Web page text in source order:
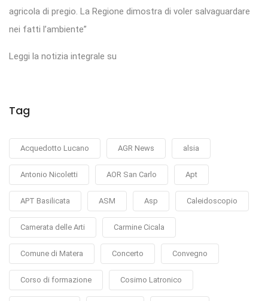
agricola di pregio. La Regione dimostra di voler salvaguardare
nei fatti l’ambiente”
Leggi la notizia integrale su
Tag
Acquedotto Lucano AGR News alsia
Antonio Nicoletti AOR San Carlo Apt
APT Basilicata ASM Asp Caleidoscopio
Camerata delle Arti Carmine Cicala
Comune di Matera Concerto Convegno
Corso di formazione Cosimo Latronico